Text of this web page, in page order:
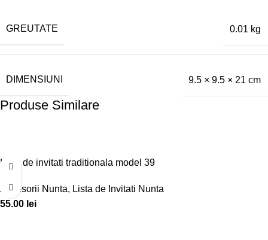
GREUTATE 0.01 kg
DIMENSIUNI 9.5 × 9.5 × 21 cm
Produse Similare
Lista de invitati traditionala model 39
Accesorii Nunta, Lista de Invitati Nunta
55.00 lei